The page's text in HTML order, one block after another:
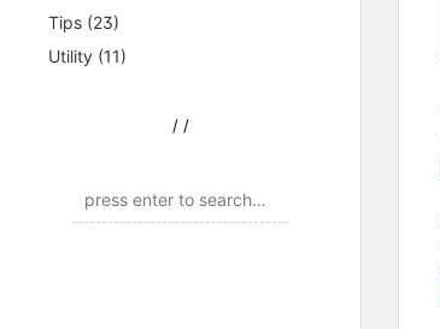
Tips (23)
Utility (11)
/ /